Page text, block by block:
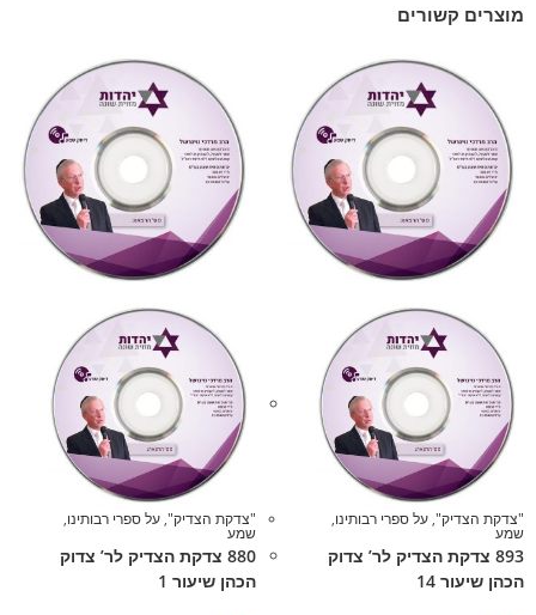
מוצרים קשורים
"צדקת הצדיק",על ספרי רבותינו,
שמע
893 צדקת הצדיק לר’ צדוק
הכהן שיעור 14
"צדקת הצדיק",על ספרי רבותינו,
שמע
880 צדקת הצדיק לר’ צדוק
הכהן שיעור 1